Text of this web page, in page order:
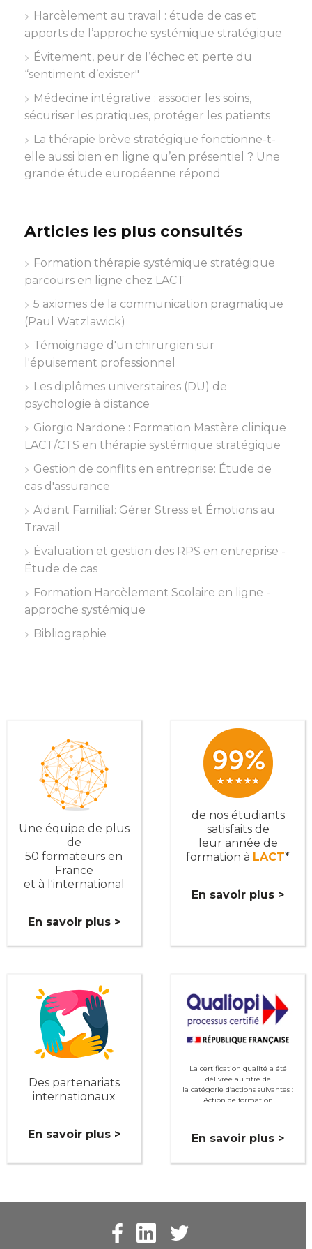
Harcèlement au travail : étude de cas et
apports de l’approche systémique stratégique
Évitement, peur de l’échec et perte du
“sentiment d’exister"
Médecine intégrative : associer les soins,
sécuriser les pratiques, protéger les patients
La thérapie brève stratégique fonctionne-t-
elle aussi bien en ligne qu’en présentiel ? Une
grande étude européenne répond
Articles les plus consultés
Formation thérapie systémique stratégique
parcours en ligne chez LACT
5 axiomes de la communication pragmatique
(Paul Watzlawick)
Témoignage d'un chirurgien sur
l'épuisement professionnel
Les diplômes universitaires (DU) de
psychologie à distance
Giorgio Nardone : Formation Mastère clinique
LACT/CTS en thérapie systémique stratégique
Gestion de conflits en entreprise: Étude de
cas d'assurance
Aidant Familial: Gérer Stress et Émotions au
Travail
Évaluation et gestion des RPS en entreprise -
Étude de cas
Formation Harcèlement Scolaire en ligne -
approche systémique
Bibliographie
Une équipe de plus
de
50 formateurs en
France
et à l'international
En savoir plus >
de nos étudiants
satisfaits de
leur année de
formation à LACT*
En savoir plus >
Des partenariats
internationaux
En savoir plus >
La certification qualité a été
délivrée au titre de
la catégorie d’actions suivantes :
Action de formation
En savoir plus >